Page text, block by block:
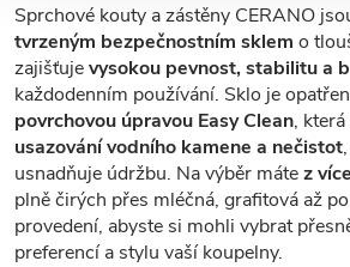
Sprchové kouty a zástěny CERANO
tvrzeným bezpečnostním sklem o
zajišťujevysokou pevnost, stabilitu a
každodenním používání. Sklo je
povrchovou úpravou Easy Clean, která
usazování vodního kamene a nečistot
usnadňuje údržbu. Na výběr mátez
plně čirých přes mléčná, grafitová až
provedení, abyste si mohli vybrat
preferencí a stylu vaší koupelny.